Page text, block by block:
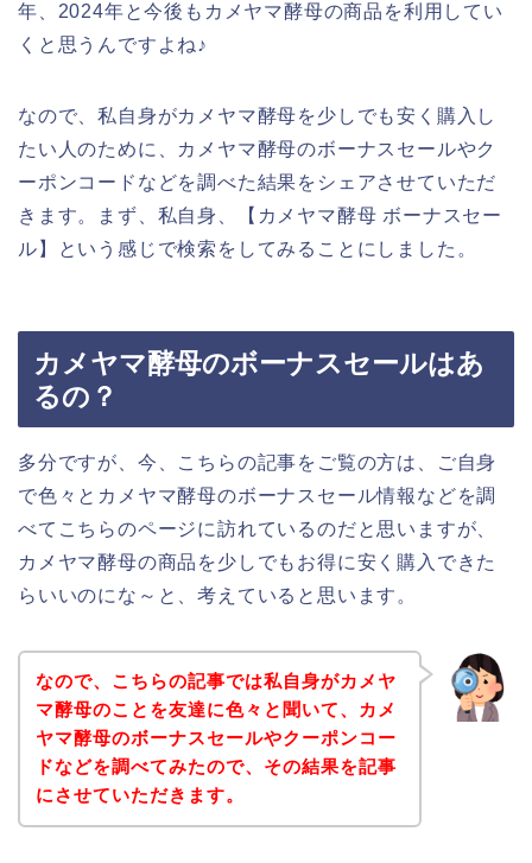
年、2024年と今後もカメヤマ酵母の商品を利用してい
くと思うんですよね♪
なので、私自身がカメヤマ酵母を少しでも安く購入し
たい人のために、カメヤマ酵母のボーナスセールやク
ーポンコードなどを調べた結果をシェアさせていただ
きます。まず、私自身、【カメヤマ酵母 ボーナスセー
ル】という感じで検索をしてみることにしました。
カメヤマ酵母のボーナスセールはあ
るの？
多分ですが、今、こちらの記事をご覧の方は、ご自身
で色々とカメヤマ酵母のボーナスセール情報などを調
べてこちらのページに訪れているのだと思いますが、
カメヤマ酵母の商品を少しでもお得に安く購入できた
らいいのにな～と、考えていると思います。
なので、こちらの記事では私自身がカメヤ
マ酵母のことを友達に色々と聞いて、カメ
ヤマ酵母のボーナスセールやクーポンコー
ドなどを調べてみたので、その結果を記事
にさせていただきます。